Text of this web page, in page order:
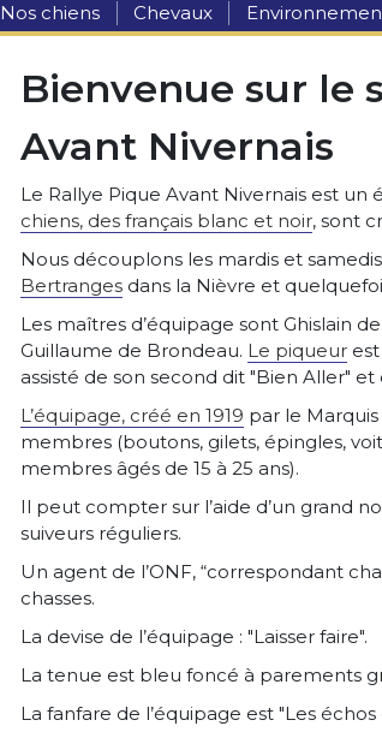
Nos chiens Chevaux
Bienvenue sur le
Avant Nivernais
Le Rallye Pique Avant Nivernais est
chiens, des français blanc et noir, sont
Nous découplons les mardis et
Bertranges dans la Nièvre et
Les maîtres d’équipage sont Ghislain
Guillaume de Brondeau. Le piqueur
assisté de son second dit "Bien Aller"
L’équipage, créé en 1919 par le
membres (boutons, gilets, épingles,
membres âgés de 15 à 25 ans).
Il peut compter sur l’aide d’un grand
suiveurs réguliers.
Un agent de l’ONF, “correspondant
chasses.
La devise de l’équipage : "Laisser faire".
La tenue est bleu foncé à parements
La fanfare de l’équipage est "Les échos